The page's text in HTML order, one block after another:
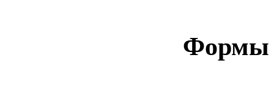
Формы